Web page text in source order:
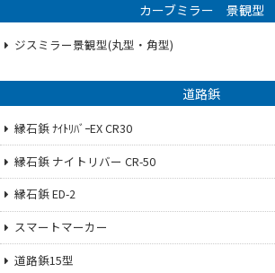
カーブミラー 景観型
ジスミラー景観型(丸型・角型)
道路鋲
縁石鋲 ﾅｲﾄﾘﾊﾞｰEX CR30
縁石鋲 ナイトリバー CR-50
縁石鋲 ED-2
スマートマーカー
道路鋲15型